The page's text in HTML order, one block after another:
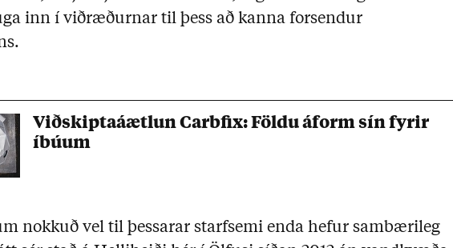
inn í viðræðurnar til þess að kanna forsendur
Viðskiptaáætlun Carbfix: Földu áform sín fyrir
íbúum
nokkuð vel til þessarar starfsemi enda hefur sambærileg